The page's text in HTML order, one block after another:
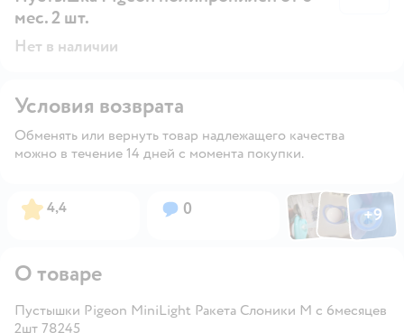
мес. 2 шт.
Нет в наличии
Условия возврата
Обменять или вернуть товар надлежащего качества
можно в течение 14 дней с момента покупки.
Рейтинг:
4,4 Вопросов:
0 ФотоФотоФото
+9
Открыть
О товаре
Пустышки Pigeon MiniLight Ракета Слоники M c 6месяцев
2шт 78245